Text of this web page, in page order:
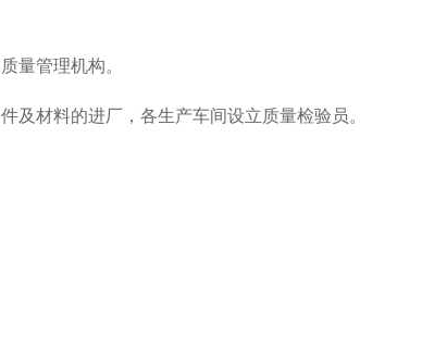
量管理机构。
材料的进厂，各生产车间设立质量检验员。